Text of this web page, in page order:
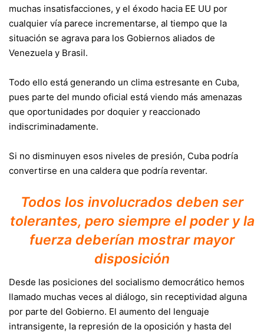
muchas insatisfacciones, y el éxodo hacia EE UU por
cualquier vía parece incrementarse, al tiempo que la
situación se agrava para los Gobiernos aliados de
Venezuela y Brasil.
Todo ello está generando un clima estresante en Cuba,
pues parte del mundo oficial está viendo más amenazas
que oportunidades por doquier y reaccionado
indiscriminadamente.
Si no disminuyen esos niveles de presión, Cuba podría
convertirse en una caldera que podría reventar.
Todos los involucrados deben ser
tolerantes, pero siempre el poder y la
fuerza deberían mostrar mayor
disposición
Desde las posiciones del socialismo democrático hemos
llamado muchas veces al diálogo, sin receptividad alguna
por parte del Gobierno. El aumento del lenguaje
intransigente, la represión de la oposición y hasta del